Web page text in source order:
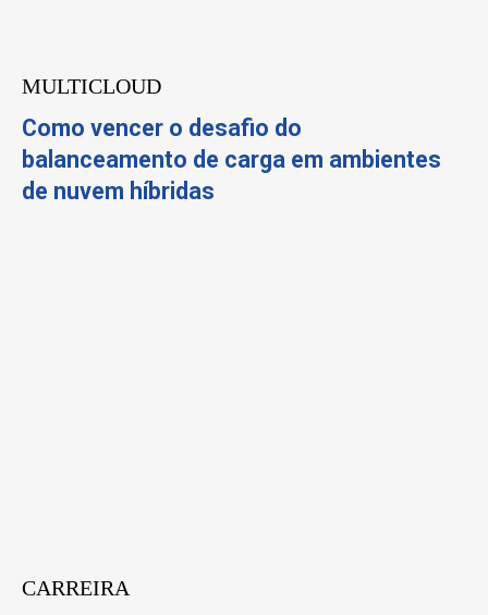
MULTICLOUD
Como vencer o desafio do
balanceamento de carga em ambientes
de nuvem híbridas
CARREIRA